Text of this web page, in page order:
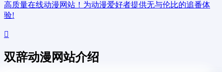
高质量在线动漫网站！为动漫爱好者提供无与伦比的追番体
验!
双辞动漫网站介绍